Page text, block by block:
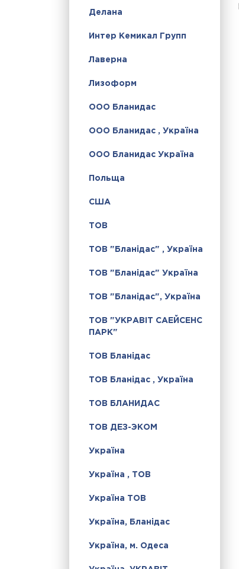
Делана
Интер Кемикал Групп
Лаверна
Лизоформ
ООО Бланидас
ООО Бланидас , Україна
ООО Бланидас Україна
Польща
США
ТОВ
ТОВ "Бланідас" , Україна
ТОВ "Бланідас" Україна
ТОВ "Бланідас", Україна
ТОВ "УКРАВІТ САЕЙСЕНС
ПАРК"
ТОВ Бланідас
ТОВ Бланідас , Україна
ТОВ БЛАНИДАС
ТОВ ДЕЗ-ЭКОМ
Україна
Україна , ТОВ
Україна ТОВ
Україна, Бланідас
Україна, м. Одеса